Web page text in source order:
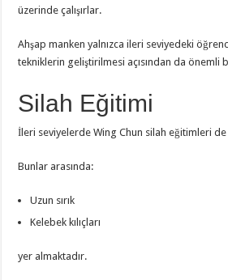
üzerinde çalışırlar.
Ahşap manken yalnızca ileri seviyedeki
tekniklerin geliştirilmesi açısından da önemli
Silah Eğitimi
İleri seviyelerde Wing Chun silah eğitimleri
Bunlar arasında:
Uzun sırık
Kelebek kılıçları
yer almaktadır.